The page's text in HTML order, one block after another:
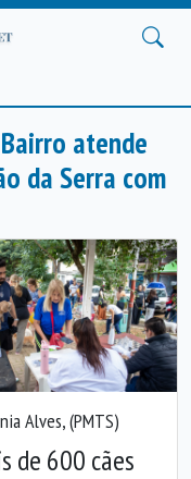
atende
da Serra com
Alves, (PMTS)
de 600 cães